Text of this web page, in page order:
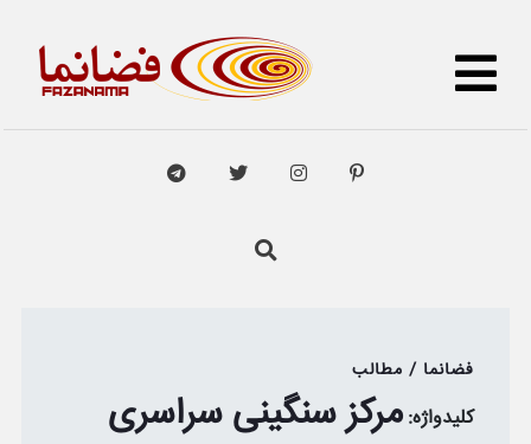
فضانما / مطالب
کلیدواژه: مرکز سنگینی سراسری